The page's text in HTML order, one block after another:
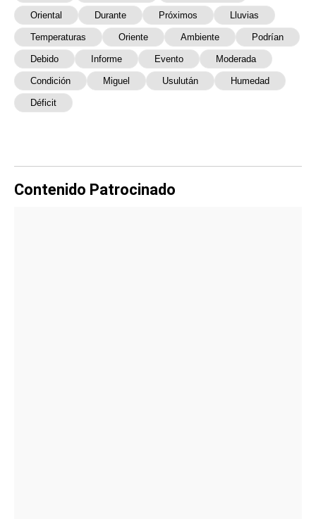
Oriental Durante Próximos Lluvias
Temperaturas Oriente Ambiente Podrían
Debido Informe Evento Moderada
Condición Miguel Usulután Humedad
Déficit
Contenido Patrocinado